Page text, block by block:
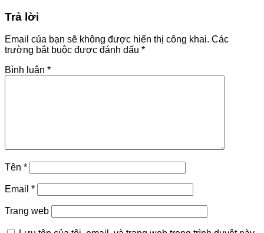
Trả lời
Email của bạn sẽ không được hiển thị công khai. Các
trường bắt buộc được đánh dấu *
Bình luận *
Tên *
Email *
Trang web